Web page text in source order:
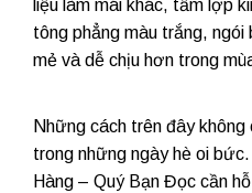
liệu làm mái khác, tấm lợp
tông phẳng màu trắng,
mẻ và dễ chịu hơn trong
Những cách trên đây
trong những ngày hè oi
Hàng – Quý Bạn Đọc cần